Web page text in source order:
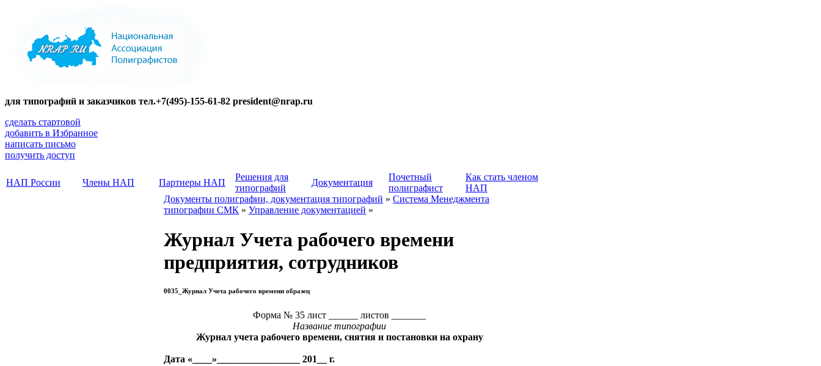
для типографий и заказчиков тел.+7(495)-155-61-82 president@nrap.ru
сделать стартовой
добавить в Избранное
написать письмо
получить доступ
НАП России Члены НАП Партнеры НАП
Решения для
типографий
Документация
Почетный
полиграфист
Как стать членом
НАП
Документы полиграфии, документация типографий » Система Менеджмента
типографии СМК » Управление документацией »
Журнал Учета рабочего времени
предприятия, сотрудников
0035_Журнал Учета рабочего времени образец
Форма № 35 лист ______ листов _______
Название типографии
Журнал учета рабочего времени, снятия и постановки на охрану
Дата «____»_________________ 201 __ г.